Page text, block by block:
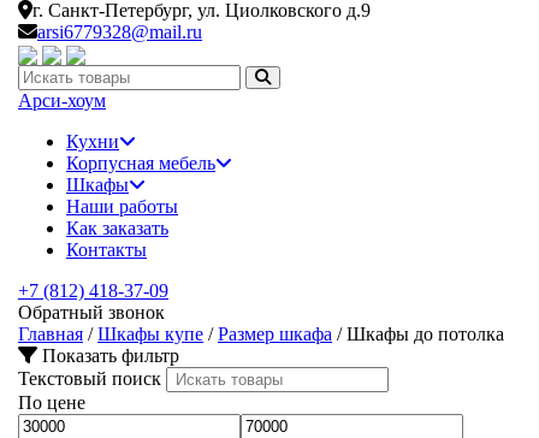
г. Санкт-Петербург, ул. Циолковского д.9
arsi6779328@mail.ru
Искать:
Арси-хоум
Кухни
Корпусная мебель
Шкафы
Наши работы
Как заказать
Контакты
+7 (812) 418-37-09
Обратный звонок
Главная /Шкафы купе /Размер шкафа /Шкафы до потолка
Показать фильтр
Текстовый поиск
По цене